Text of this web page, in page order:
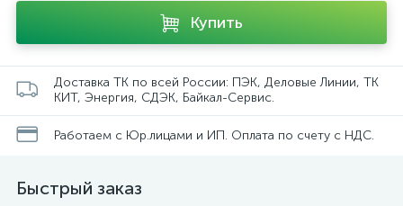
Купить
Доставка ТК по всей России: ПЭК, Деловые Линии, ТК
КИТ, Энергия, СДЭК, Байкал-Сервис.
Работаем с Юр.лицами и ИП. Оплата по счету с НДС.
Быстрый заказ